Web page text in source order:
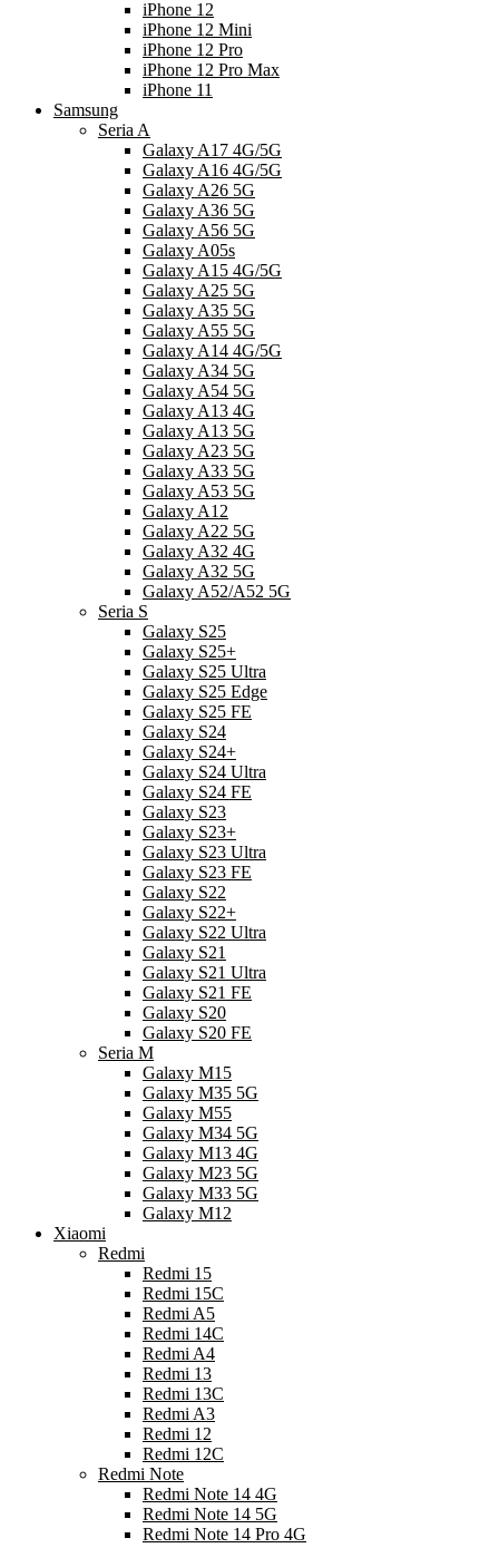
iPhone 12
iPhone 12 Mini
iPhone 12 Pro
iPhone 12 Pro Max
iPhone 11
Samsung
Seria A
Galaxy A17 4G/5G
Galaxy A16 4G/5G
Galaxy A26 5G
Galaxy A36 5G
Galaxy A56 5G
Galaxy A05s
Galaxy A15 4G/5G
Galaxy A25 5G
Galaxy A35 5G
Galaxy A55 5G
Galaxy A14 4G/5G
Galaxy A34 5G
Galaxy A54 5G
Galaxy A13 4G
Galaxy A13 5G
Galaxy A23 5G
Galaxy A33 5G
Galaxy A53 5G
Galaxy A12
Galaxy A22 5G
Galaxy A32 4G
Galaxy A32 5G
Galaxy A52/A52 5G
Seria S
Galaxy S25
Galaxy S25+
Galaxy S25 Ultra
Galaxy S25 Edge
Galaxy S25 FE
Galaxy S24
Galaxy S24+
Galaxy S24 Ultra
Galaxy S24 FE
Galaxy S23
Galaxy S23+
Galaxy S23 Ultra
Galaxy S23 FE
Galaxy S22
Galaxy S22+
Galaxy S22 Ultra
Galaxy S21
Galaxy S21 Ultra
Galaxy S21 FE
Galaxy S20
Galaxy S20 FE
Seria M
Galaxy M15
Galaxy M35 5G
Galaxy M55
Galaxy M34 5G
Galaxy M13 4G
Galaxy M23 5G
Galaxy M33 5G
Galaxy M12
Xiaomi
Redmi
Redmi 15
Redmi 15C
Redmi A5
Redmi 14C
Redmi A4
Redmi 13
Redmi 13C
Redmi A3
Redmi 12
Redmi 12C
Redmi Note
Redmi Note 14 4G
Redmi Note 14 5G
Redmi Note 14 Pro 4G